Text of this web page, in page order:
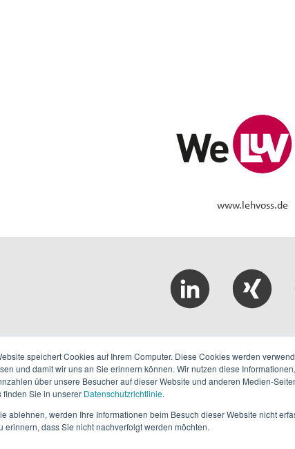
speichert Cookies auf Ihrem Computer. Diese Cookies werden
und damit wir uns an Sie erinnern können. Wir nutzen diese
über unsere Besucher auf dieser Website und anderen Medien-
finden Sie in unserer Datenschutzrichtlinie.
ablehnen, werden Ihre Informationen beim Besuch dieser Website nicht
erinnern, dass Sie nicht nachverfolgt werden möchten.
www.lehvoss.de
AGB Impressum Datenschutz
© 2026